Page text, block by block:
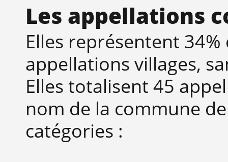
Les appellations
Elles représentent
appellations villages,
Elles totalisent 45
nom de la commune
catégories :